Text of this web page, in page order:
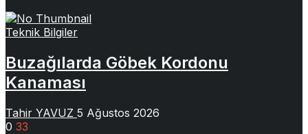
Teknik Bilgiler
Buzağılarda Göbek Kordonu
Kanaması
Tahir YAVUZ 5 Ağustos 2026
0 33